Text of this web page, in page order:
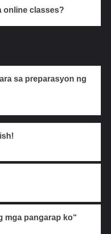
online classes?
sa preparasyon ng
mga pangarap ko“